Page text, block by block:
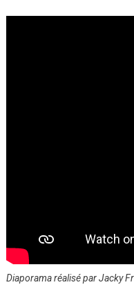
Diaporama réalisé par Jacky